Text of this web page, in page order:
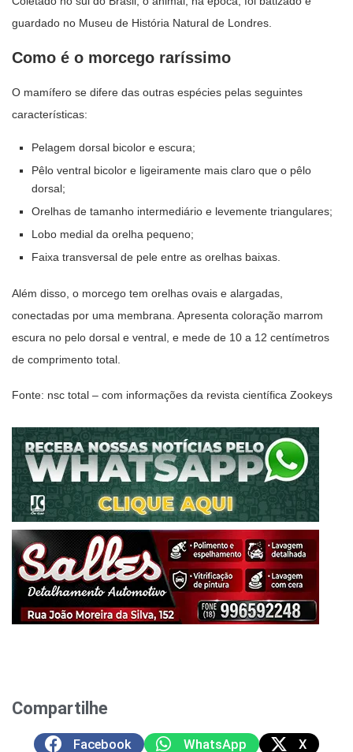
guardado no Museu de História Natural de Londres.
Como é o morcego raríssimo
O mamífero se difere das outras espécies pelas seguintes
características:
Pelagem dorsal bicolor e escura;
Pêlo ventral bicolor e ligeiramente mais claro que o pêlo
dorsal;
Orelhas de tamanho intermediário e levemente triangulares;
Lobo medial da orelha pequeno;
Faixa transversal de pele entre as orelhas baixas.
Além disso, o morcego tem orelhas ovais e alargadas,
conectadas por uma membrana. Apresenta coloração marrom
escura no pelo dorsal e ventral, e mede de 10 a 12 centímetros
de comprimento total.
Fonte: nsc total – com informações da revista científica Zookeys
Compartilhe
Facebook WhatsApp X